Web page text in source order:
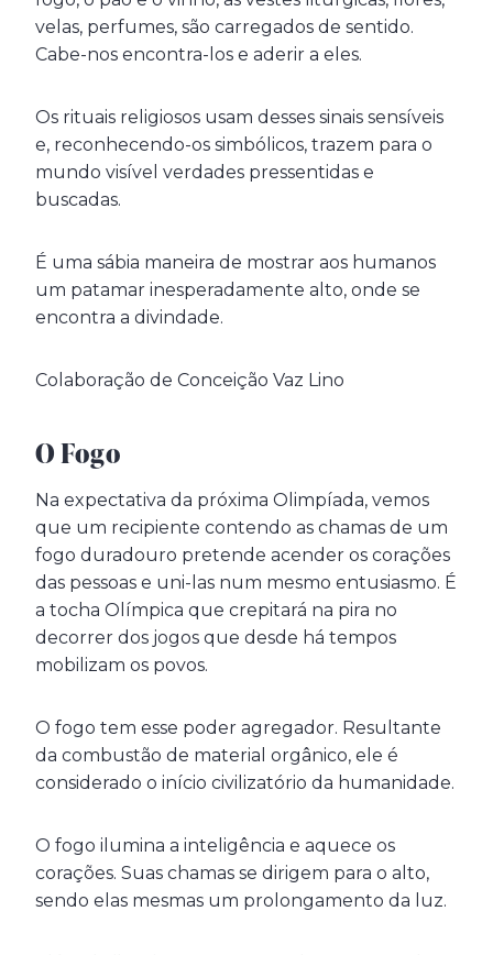
velas, perfumes, são carregados de sentido.
Cabe-nos encontra-los e aderir a eles.
Os rituais religiosos usam desses sinais sensíveis
e, reconhecendo-os simbólicos, trazem para o
mundo visível verdades pressentidas e
buscadas.
É uma sábia maneira de mostrar aos humanos
um patamar inesperadamente alto, onde se
encontra a divindade.
Colaboração de Conceição Vaz Lino
O Fogo
Na expectativa da próxima Olimpíada, vemos
que um recipiente contendo as chamas de um
fogo duradouro pretende acender os corações
das pessoas e uni-las num mesmo entusiasmo. É
a tocha Olímpica que crepitará na pira no
decorrer dos jogos que desde há tempos
mobilizam os povos.
O fogo tem esse poder agregador. Resultante
da combustão de material orgânico, ele é
considerado o início civilizatório da humanidade.
O fogo ilumina a inteligência e aquece os
corações. Suas chamas se dirigem para o alto,
sendo elas mesmas um prolongamento da luz.